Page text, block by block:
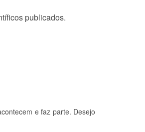
publicados.
e faz parte. Desejo